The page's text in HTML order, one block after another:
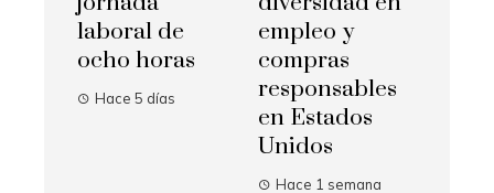
laboral de
ocho horas
Hace 5 días
empleo y
compras
responsables
en Estados
Unidos
Hace 1 semana